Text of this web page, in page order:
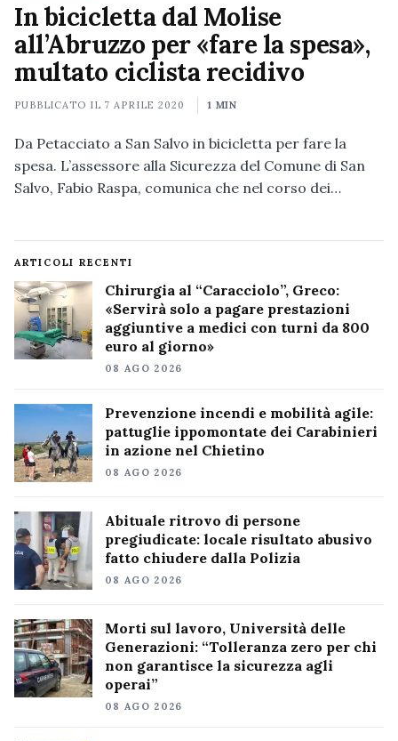
In bicicletta dal Molise
all’Abruzzo per «fare la spesa»,
multato ciclista recidivo
PUBBLICATO IL 7 APRILE 2020 1 MIN
Da Petacciato a San Salvo in bicicletta per fare la
spesa. L’assessore alla Sicurezza del Comune di San
Salvo, Fabio Raspa, comunica che nel corso dei…
ARTICOLI RECENTI
Chirurgia al “Caracciolo”, Greco:
«Servirà solo a pagare prestazioni
aggiuntive a medici con turni da 800
euro al giorno»
08 AGO 2026
Prevenzione incendi e mobilità agile:
pattuglie ippomontate dei Carabinieri
in azione nel Chietino
08 AGO 2026
Abituale ritrovo di persone
pregiudicate: locale risultato abusivo
fatto chiudere dalla Polizia
08 AGO 2026
Morti sul lavoro, Università delle
Generazioni: “Tolleranza zero per chi
non garantisce la sicurezza agli
operai”
08 AGO 2026